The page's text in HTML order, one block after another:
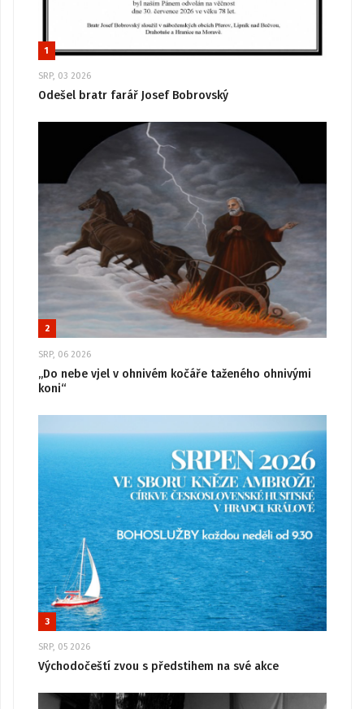
1
SRP, 03 2026
Odešel bratr farář Josef Bobrovský
2
SRP, 06 2026
„Do nebe vjel v ohnivém kočáře taženého ohnivými
koni“
3
SRP, 05 2026
Východočeští zvou s předstihem na své akce